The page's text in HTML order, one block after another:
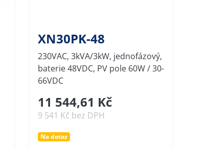
XN30PK-48
230VAC, 3kVA/3kW, jednofázový,
baterie 48VDC, PV pole 60W / 30-
66VDC
11 544,61 Kč
9 541 Kč bez DPH
Na dotaz